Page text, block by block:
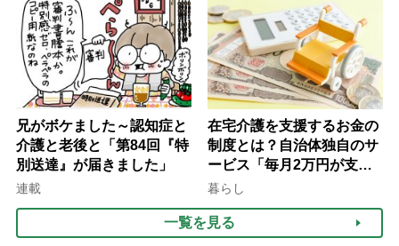
て現在は？
兄がボケました～認知症と
介護と老後と「第84回『特
別送達』が届きました」
連載
在宅介護を支援するお金の
制度とは？自治体独自のサ
ービス「毎月2万円が支給
される」ケースも【FP解
暮らし
一覧を見る